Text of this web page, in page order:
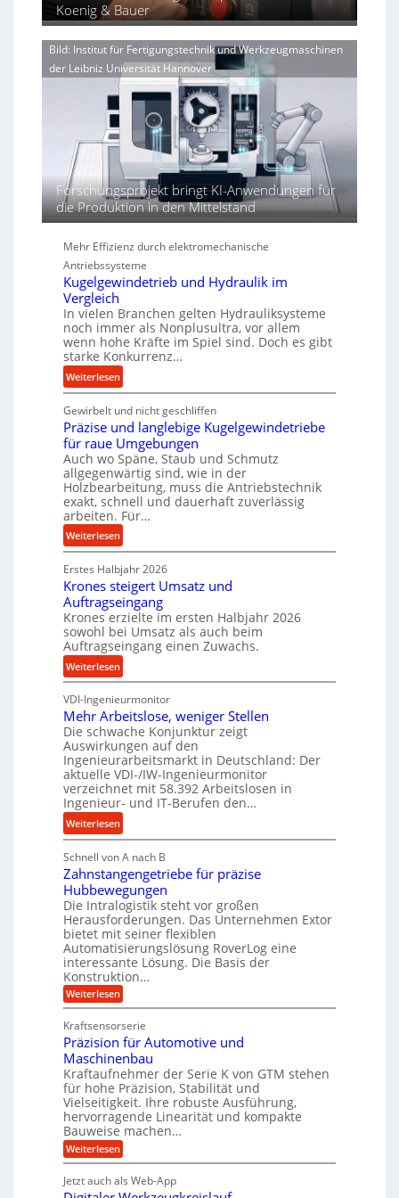
r
V
o
j
a
n
d
i
e
g
e
n
r
e
d
i
e
e
r
f
o
r
m
a
n
c
b
e
i
m
D
r
ü
c
k
p
r
o
z
e
s
s
Koenig & Bauer
Bild: Institut für Fertigungstechnik und Werkzeugmaschinen
der Leibniz Universität Hannover
Forschungsprojekt bringt KI-Anwendungen für
die Produktion in den Mittelstand
Mehr Effizienz durch elektromechanische
Antriebssysteme
Kugelgewindetrieb und Hydraulik im
Vergleich
In vielen Branchen gelten Hydrauliksysteme
noch immer als Nonplusultra, vor allem
wenn hohe Kräfte im Spiel sind. Doch es gibt
starke Konkurrenz…
Weiterlesen:
K
u
g
e
l
g
e
w
i
n
e
t
r
i
e
u
n
d
H
y
d
r
a
u
l
i
m
V
e
r
g
l
e
c
Gewirbelt und nicht geschliffen
Präzise und langlebige Kugelgewindetriebe
für raue Umgebungen
Auch wo Späne, Staub und Schmutz
allgegenwärtig sind, wie in der
Holzbearbeitung, muss die Antriebstechnik
exakt, schnell und dauerhaft zuverlässig
arbeiten. Für…
Weiterlesen:
P
r
ä
z
i
s
e
u
n
d
l
a
n
g
l
e
b
i
g
e
K
u
g
e
l
g
e
w
i
n
d
e
t
r
i
e
b
e
f
Erstes Halbjahr 2026
Krones steigert Umsatz und
Auftragseingang
Krones erzielte im ersten Halbjahr 2026
sowohl bei Umsatz als auch beim
Auftragseingang einen Zuwachs.
Weiterlesen:
K
r
o
n
e
s
s
t
e
i
g
r
t
U
m
s
a
t
z
n
d
A
u
f
t
r
a
s
VDI-Ingenieurmonitor
Mehr Arbeitslose, weniger Stellen
Die schwache Konjunktur zeigt
Auswirkungen auf den
Ingenieurarbeitsmarkt in Deutschland: Der
aktuelle VDI-/IW-Ingenieurmonitor
verzeichnet mit 58.392 Arbeitslosen in
Ingenieur- und IT-Berufen den…
Weiterlesen:
M
e
h
r
A
r
b
e
i
t
s
l
o
s
e
,
w
e
n
i
g
e
Schnell von A nach B
Zahnstangengetriebe für präzise
Hubbewegungen
Die Intralogistik steht vor großen
Herausforderungen. Das Unternehmen Extor
bietet mit seiner flexiblen
Automatisierungslösung RoverLog eine
interessante Lösung. Die Basis der
Konstruktion…
Weiterlesen:
Z
h
n
s
t
a
n
g
e
n
g
e
t
r
i
Kraftsensorserie
Präzision für Automotive und
Maschinenbau
Kraftaufnehmer der Serie K von GTM stehen
für hohe Präzision, Stabilität und
Vielseitigkeit. Ihre robuste Ausführung,
hervorragende Linearität und kompakte
Bauweise machen…
Weiterlesen:
P
ä
Jetzt auch als Web-App